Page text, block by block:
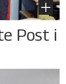
Post i